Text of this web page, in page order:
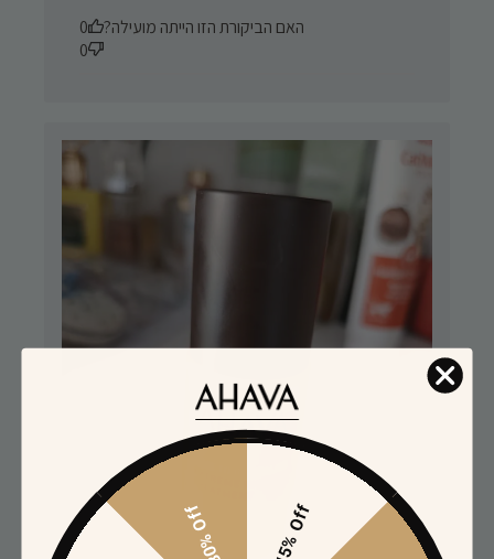
האם הביקורת הזו הייתה מועילה?
0
0
15% Off
30% Off